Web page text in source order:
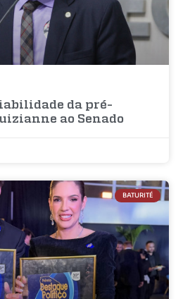
da pré-
ao Senado
BATURITÉ